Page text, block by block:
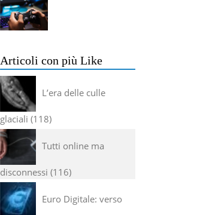
Articoli con più Like
L’era delle culle
glaciali 118
Tutti online ma
disconnessi 116
Euro Digitale: verso